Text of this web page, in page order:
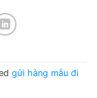
gửi hàng mẫu đi